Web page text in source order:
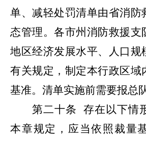
单、减轻处罚清单由省消防
态管理。各市州消防救援支
地区经济发展水平、人口规
有关规定，制定本行政区域
基准。清单实施前需要报总
第二十条
存在以下情
本章规定，应当依照裁量